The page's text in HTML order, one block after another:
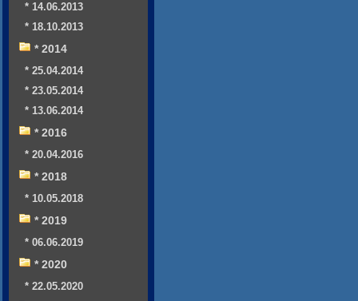
* 14.06.2013
* 18.10.2013
* 2014
* 25.04.2014
* 23.05.2014
* 13.06.2014
* 2016
* 20.04.2016
* 2018
* 10.05.2018
* 2019
* 06.06.2019
* 2020
* 22.05.2020